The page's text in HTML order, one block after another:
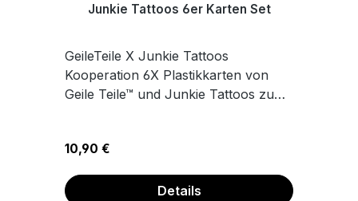
Junkie Tattoos 6er Karten Set
GeileTeile X Junkie Tattoos
Kooperation 6X Plastikkarten von
Geile Teile™ und Junkie Tattoos zum
Regulärer Preis:
10,90 €
Details